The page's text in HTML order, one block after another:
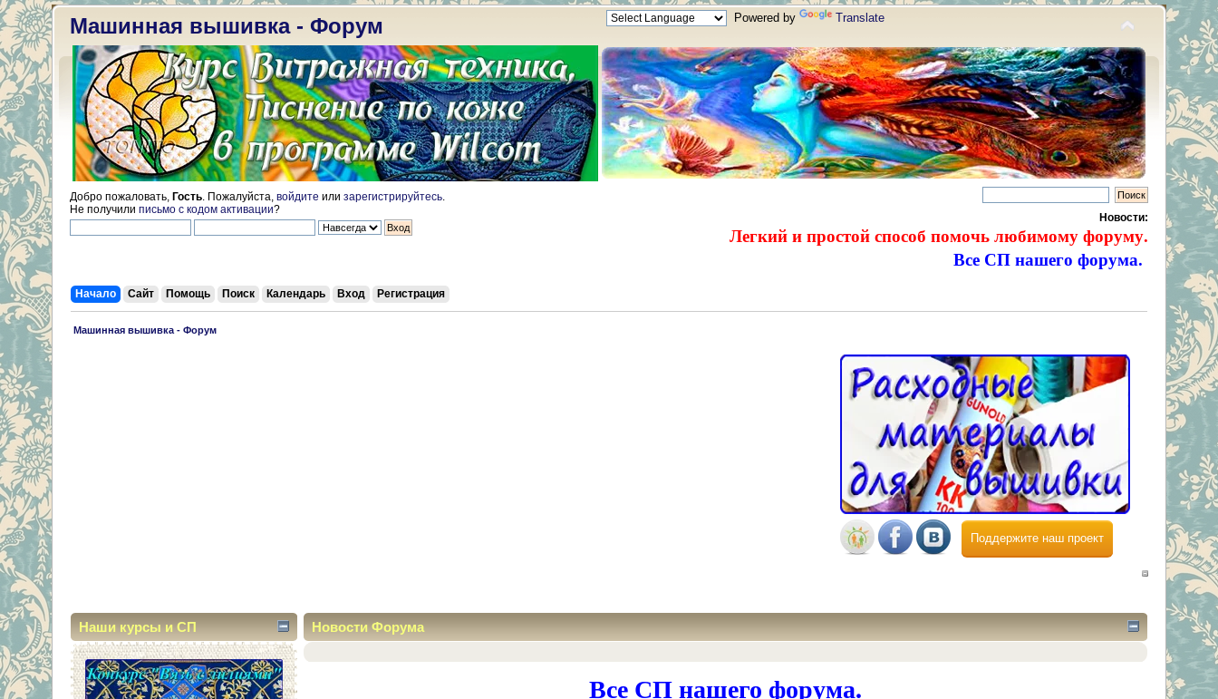
Машинная вышивка - Форум Powered by Translate
Добро пожаловать, Гость . Пожалуйста, войдите или зарегистрируйтесь
Не получили письмо с кодом активации?
Новости:
Легкий и простой способ помочь любимому форуму.
Все СП нашего форума.
Начало Сайт Помощь Поиск Календарь Вход Регистрация
Машинная вышивка - Форум
Поддержите наш проект
Наши курсы и СП Новости Форума
Все СП нашего форума.